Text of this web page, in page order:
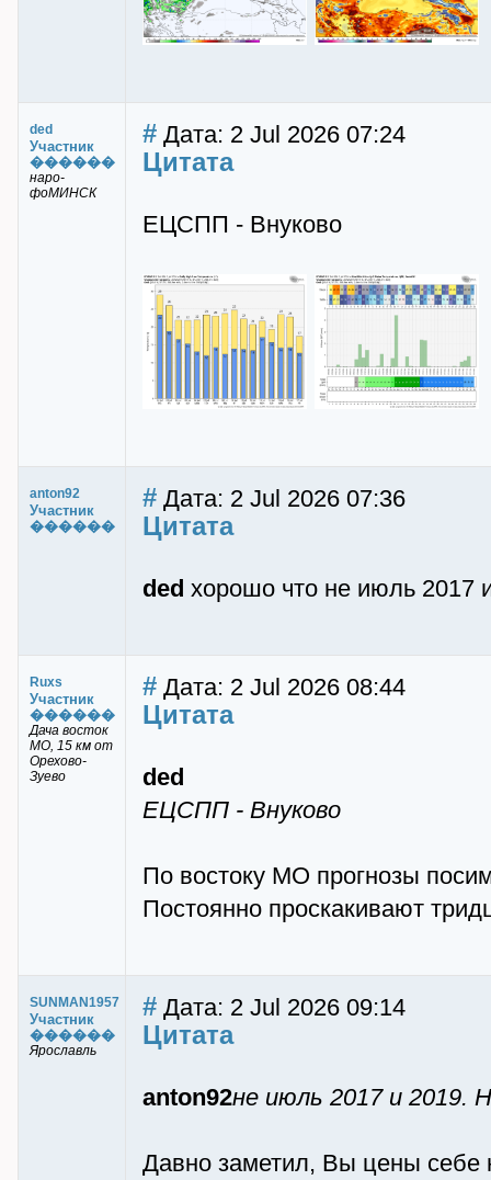
ded
Участник
������
наро-
фоМИНСК
# Дата: 2 Jul 2026 07:24
Цитата
ЕЦСПП - Внуково
anton92
Участник
������
# Дата: 2 Jul 2026 07:36
Цитата
ded хорошо что не июль 2017
Ruxs
Участник
������
Дача восток
МО, 15 км от
Орехово-
Зуево
# Дата: 2 Jul 2026 08:44
Цитата
ded
ЕЦСПП - Внуково
По востоку МО прогнозы
Постоянно проскакивают
SUNMAN1957
Участник
������
Ярославль
# Дата: 2 Jul 2026 09:14
Цитата
anton92не июль 2017 и 2019.
Давно заметил, Вы цены себе